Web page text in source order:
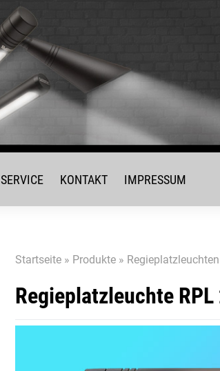
SERVICE KONTAKT IMPRESSUM
Startseite » Produkte » Regieplatzleuchten
Regieplatzleuchte RPL